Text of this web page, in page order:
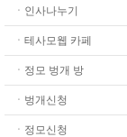
ㆍ인사나누기
ㆍ테사모웹 카페
ㆍ정모 벙개 방
ㆍ벙개신청
ㆍ정모신청